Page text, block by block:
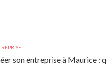
son entreprise à Maurice :